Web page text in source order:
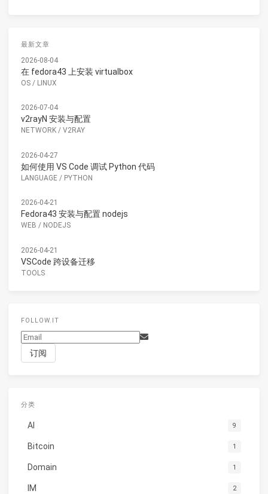
最新文章
2026-08-04
在 fedora43 上安装 virtualbox
OS / LINUX
2026-07-04
v2rayN 安装与配置
NETWORK / V2RAY
2026-04-27
如何使用 VS Code 调试 Python 代码
LANGUAGE / PYTHON
2026-04-21
Fedora43 安装与配置 nodejs
WEB / NODEJS
2026-04-21
VSCode 跨设备迁移
TOOLS
FOLLOW.IT
分类
AI 9
Bitcoin 1
Domain 1
IM 2